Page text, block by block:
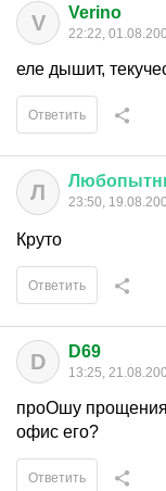
V Verino
22:22,
еле дышит,
Ответить
Л 23:50,
Круто
Ответить
D D69
13:25,
проОшу
офис его?
Ответить